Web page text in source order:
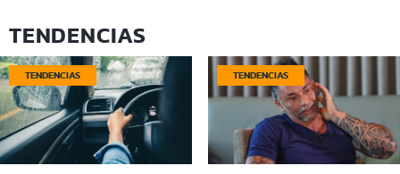
TENDENCIAS
TENDENCIAS TENDENCIAS